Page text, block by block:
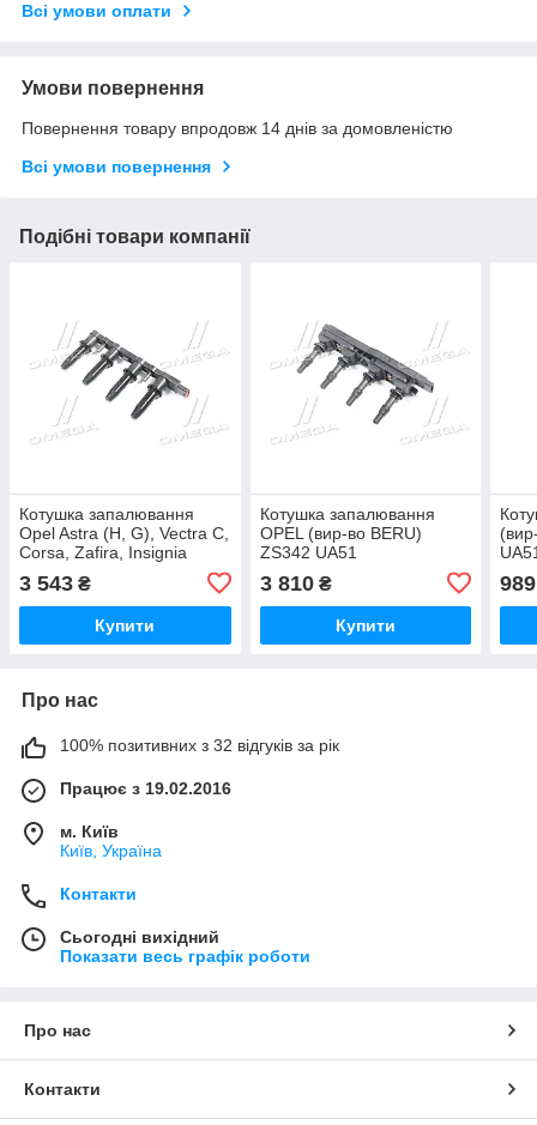
Всі умови оплати
Умови повернення
Повернення товару впродовж 14 днів за домовленістю
Всі умови повернення
Подібні товари компанії
Котушка запалювання
Opel Astra (H, G), Vectra C,
Corsa, Zafira, Insignia
UA51
3 543 ₴
Купити
Котушка запалювання
OPEL (вир-во BERU)
ZS342 UA51
3 810₴
Купити
989
Про нас
100% позитивних з 32 відгуків за рік
Працює з 19.02.2016
м. Київ
Київ, Україна
Контакти
Сьогодні вихідний
Показати весь графік роботи
Про нас
Контакти